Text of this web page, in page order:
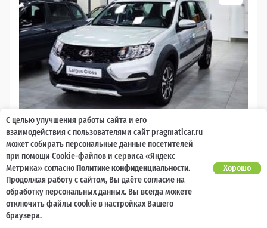
LADA Largus
2026
Есть предложение?
Улучшим! Ваш кешбек 10 000 баллов
2 017 000 ₽
1 477 600₽
С целью улучшения работы сайта и его
взаимодействия с пользователями сайт pragmaticar.ru
может собирать персональные данные посетителей
при помощи Cookie-файлов и сервиса «Яндекс
Метрика» согласноПолитике конфиденциальности.
Продолжая работу с сайтом, Вы даёте согласие на
обработку персональных данных. Вы всегда можете
отключить файлы cookie в настройках Вашего
браузера.
Хорошо